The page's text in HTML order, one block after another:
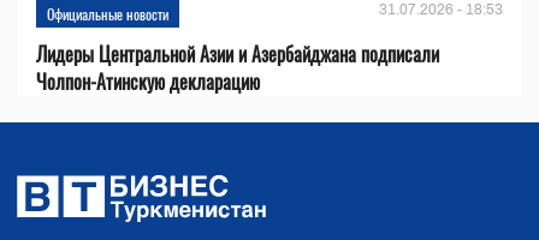
Официальные новости 31.07.2026 - 18:53
Лидеры Центральной Азии и Азербайджана подписали
Чолпон-Атинскую декларацию